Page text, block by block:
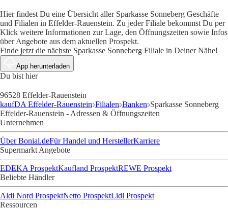
Hier findest Du eine Übersicht aller Sparkasse Sonneberg Geschäfte
und Filialen in Effelder-Rauenstein. Zu jeder Filiale bekommst Du per
Klick weitere Informationen zur Lage, den Öffnungszeiten sowie Infos
über Angebote aus dem aktuellen Prospekt.
Finde jetzt die nächste Sparkasse Sonneberg Filiale in Deiner Nähe!
App herunterladen
Du bist hier
96528 Effelder-Rauenstein
kaufDA Effelder-Rauenstein Filialen Banken Sparkasse Sonneberg
Effelder-Rauenstein - Adressen & Öffnungszeiten
Unternehmen
Über Bonial.deFür Handel und HerstellerKarriere
Supermarkt Angebote
EDEKA ProspektKaufland ProspektREWE Prospekt
Beliebte Händler
Aldi Nord ProspektNetto ProspektLidl Prospekt
Ressourcen